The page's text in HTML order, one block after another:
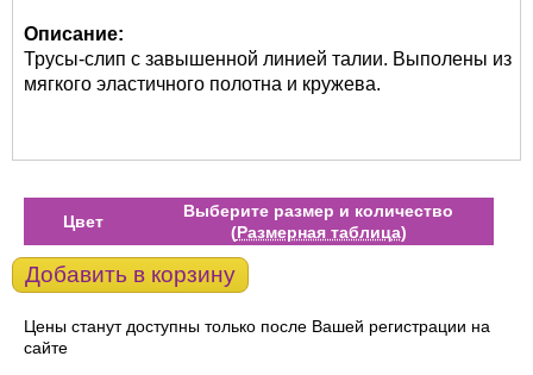
Описание:
Трусы-слип с завышенной линией талии. Выполены из
мягкого эластичного полотна и кружева.
Цвет
Выберите размер и количество
(Размерная таблица)
Добавить в корзину
Цены станут доступны только после Вашей регистрации на
сайте